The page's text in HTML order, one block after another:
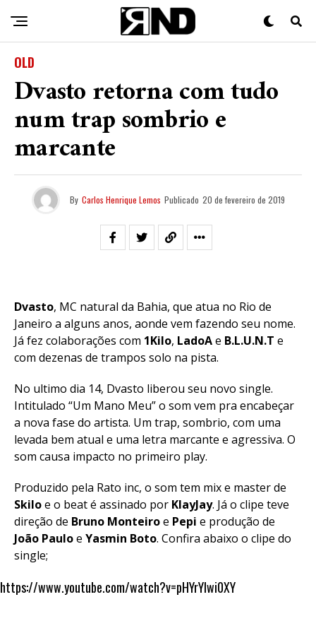
OLD
Dvasto retorna com tudo
num trap sombrio e
marcante
By Carlos Henrique Lemos Publicado 20 de fevereiro de 2019
Dvasto, MC natural da Bahia, que atua no Rio de
Janeiro a alguns anos, aonde vem fazendo seu nome.
Já fez colaborações com 1Kilo, LadoAe B.L.U.N.T e
com dezenas de trampos solo na pista.
No ultimo dia 14, Dvasto liberou seu novo single.
Intitulado “Um Mano Meu” o som vem pra encabeçar
a nova fase do artista. Um trap, sombrio, com uma
levada bem atual e uma letra marcante e agressiva. O
som causa impacto no primeiro play.
Produzido pela Rato inc, o som tem mix e master de
Skiloe o beat é assinado por KlayJay. Já o clipe teve
direção de Bruno Monteiroe Pepi e produção de
João Pauloe Yasmin Boto. Confira abaixo o clipe do
single;
https://www.youtube.com/watch?v=pHYrYIwi0XY